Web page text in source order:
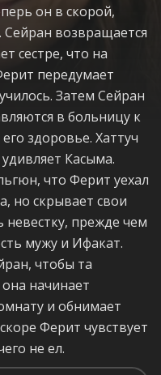
он в скорой,
возвращается
сестре, что на
передумает
Затем Сейран
в больницу к
здоровье. Хаттуч
Касыма.
что Ферит уехал
но скрывает свои
невестку, прежде чем
мужу и Ифакат.
чтобы та
она начинает
и обнимает
Ферит чувствует
не ел.